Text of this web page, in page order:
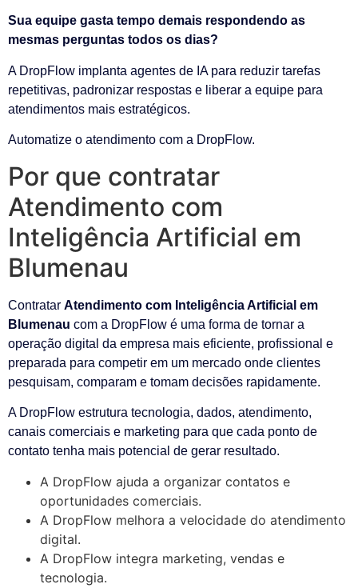
Sua equipe gasta tempo demais respondendo as
mesmas perguntas todos os dias?
A DropFlow implanta agentes de IA para reduzir tarefas
repetitivas, padronizar respostas e liberar a equipe para
atendimentos mais estratégicos.
Automatize o atendimento com a DropFlow.
Por que contratar
Atendimento com
Inteligência Artificial em
Blumenau
Contratar Atendimento com Inteligência Artificial em
Blumenau com a DropFlow é uma forma de tornar a
operação digital da empresa mais eficiente, profissional e
preparada para competir em um mercado onde clientes
pesquisam, comparam e tomam decisões rapidamente.
A DropFlow estrutura tecnologia, dados, atendimento,
canais comerciais e marketing para que cada ponto de
contato tenha mais potencial de gerar resultado.
A DropFlow ajuda a organizar contatos e
oportunidades comerciais.
A DropFlow melhora a velocidade do atendimento
digital.
A DropFlow integra marketing, vendas e
tecnologia.